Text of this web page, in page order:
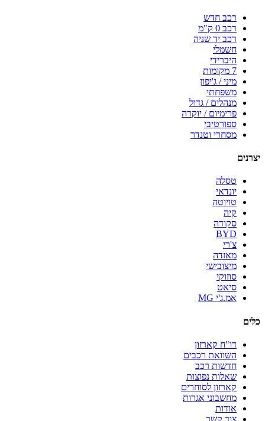
רכב חדש
רכב 0 ק"מ
רכב יד שניה
חשמלי
היברידי
7 מקומות
מיני / ג'יפון
משפחתי
מנהלים / גדול
פרימיום / יוקרה
ספורטיבי
מסחרי וטנדר
יצרנים
טסלה
יונדאי
טויוטה
קיה
סקודה
BYD
צ'רי
מאזדה
מיצובישי
סוזוקי
סיאט
אמ.ג'י MG
כלים
דו"ח קארזון
השוואת רכבים
חדשות רכב
שאלות נפוצות
קארזון לסוחרים
מחשבוני אגרות
אודות
צור קשר